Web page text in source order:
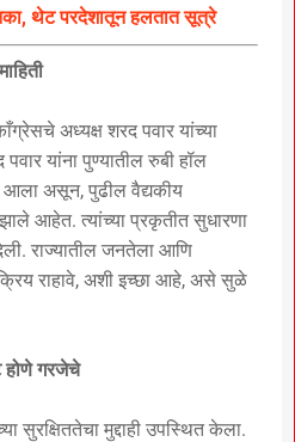
थेट परदेशातून हलतात सूत्रे
अध्यक्ष शरद पवार यांच्या
यांना पुण्यातील रुबी हॉल
आला असून, पुढील वैद्यकीय
आहेत. त्यांच्या प्रकृतीत सुधारणा
राज्यातील जनतेला आणि
राहावे, अशी इच्छा आहे, असे सुळे
होणे गरजेचे
सुरक्षिततेचा मुद्दाही उपस्थित केला.